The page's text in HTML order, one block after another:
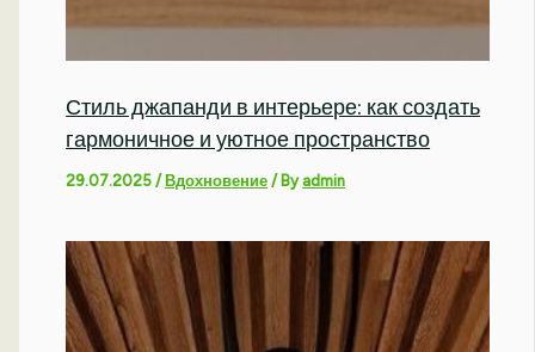
Стиль джапанди в интерьере: как создать
гармоничное и уютное пространство
29.07.2025/Вдохновение / Byadmin